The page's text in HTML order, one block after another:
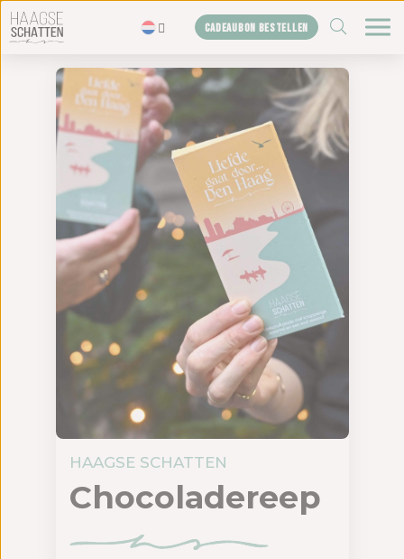
Home
De schatten
Blogs
Cadeaubon
Shop
Over ons
Het bureau
Contact
CADEAUBON BESTELLEN ZOEKEN
HAAGSE SCHATTEN
Chocoladereep